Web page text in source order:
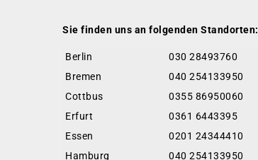
Sie finden uns an folgenden Standorten:
Berlin
030 28493760
Bremen
040 254133950
Cottbus
0355 86950060
Erfurt
0361 6443395
Essen
0201 24344410
Hamburg
040 254133950